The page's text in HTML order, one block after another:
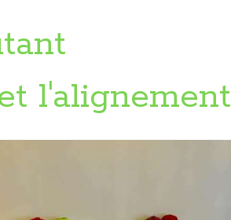
l'alignement